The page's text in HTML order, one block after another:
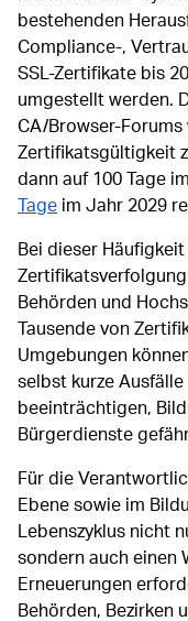
bestehenden
Compliance-,
SSL-Zertifikate bis
umgestellt werden.
CA/Browser-
Zertifikatsgültigkeit
dann auf 100 Tage
Tage im Jahr 2029
Bei dieser
Behörden und
Tausende von
Umgebungen
selbst kurze
beeinträchtigen,
Bürgerdienste
Für die
Ebene sowie im
Lebenszyklus nicht
sondern auch einen
Erneuerungen
Behörden, Bezirken